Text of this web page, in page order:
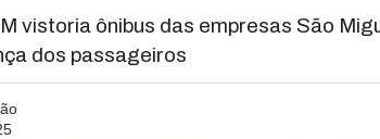
vistoria ônibus das empresas São
dos passageiros